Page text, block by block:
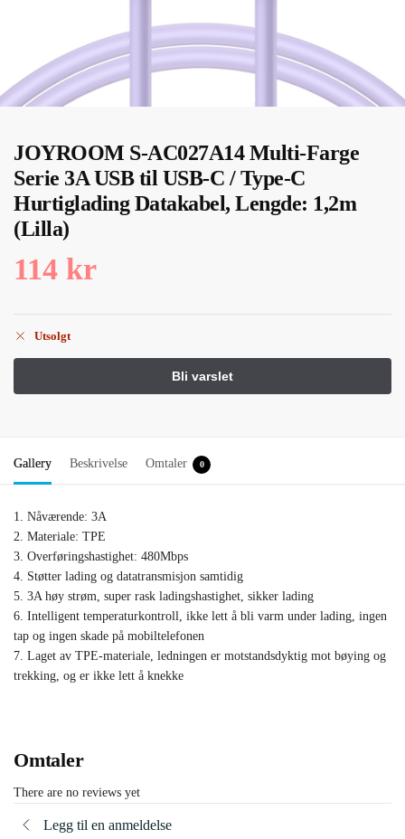
JOYROOM S-AC027A14 Multi-Farge
Serie 3A USB til USB-C / Type-C
Hurtiglading Datakabel, Lengde: 1,2m
(Lilla)
114 kr
Utsolgt
Gallery Beskrivelse Omtaler 0
1. Nåværende: 3A
2. Materiale: TPE
3. Overføringshastighet: 480Mbps
4. Støtter lading og datatransmisjon samtidig
5. 3A høy strøm, super rask ladingshastighet, sikker lading
6. Intelligent temperaturkontroll, ikke lett å bli varm under lading, ingen
tap og ingen skade på mobiltelefonen
7. Laget av TPE-materiale, ledningen er motstandsdyktig mot bøying og
trekking, og er ikke lett å knekke
Omtaler
There are no reviews yet
Legg til en anmeldelse